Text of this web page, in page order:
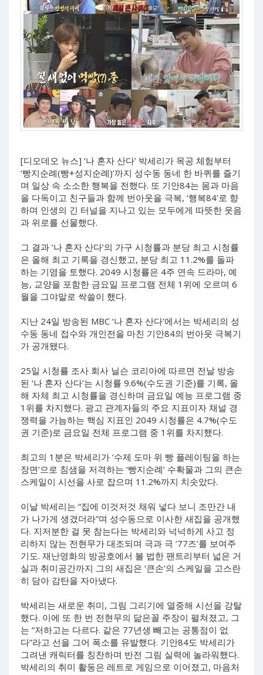
[디오데오 뉴스] ‘나 혼자 산다’ 박세리가 목공 체험부터
‘빵지순례(빵+성지순례)’까지 성수동 동네 한 바퀴를 즐기
며 일상 속 소소한 행복을 전했다. 또 기안84는 몸과 마음
을 다독이고 친구들과 함께 번아웃을 극복, ‘행복84’로 향
하며 인생의 긴 터널을 지나고 있는 모두에게 따뜻한 웃음
과 위로를 선물했다.
그 결과 ‘나 혼자 산다’의 가구 시청률과 분당 최고 시청률
은 올해 최고 기록을 경신했고, 분당 최고 11.2%를 돌파
하는 기염을 토했다. 2049 시청률은 4주 연속 드라마, 예
능, 교양을 포함한 금요일 프로그램 전체 1위에 오르며 6
월을 그야말로 싹쓸이 했다.
지난 24일 방송된 MBC ‘나 혼자 산다’에서는 박세리의 성
수동 동네 접수와 개인전을 마친 기안84의 번아웃 극복기
가 공개됐다.
25일 시청률 조사 회사 닐슨 코리아에 따르면 전날 방송
된 ‘나 혼자 산다’는 시청률 9.6%(수도권 기준)를 기록, 올
해 자체 최고 시청률을 경신하며 금요일 예능 프로그램 중
1위를 차지했다. 광고 관계자들의 주요 지표이자 채널 경
쟁력을 가늠하는 핵심 지표인 2049 시청률은 4.7%(수도
권 기준)로 금요일 전체 프로그램 중 1위를 차지했다.
최고의 1분은 박세리가 ‘수제 도마 위 빵 플레이팅을 하는
장면’으로 침샘을 저격하는 ‘빵지순례’ 수확물과 그의 큰손
스케일이 시선을 사로 잡으며 11.2%까지 치솟았다.
이날 박세리는 “집에 이것저것 채워 넣다 보니 조만간 내
가 나가게 생겼더라”며 성수동으로 이사한 새집을 공개했
다. 지저분한 걸 못 참는다는 박세리와 넉넉하게 사고 정
리하지 않는 전현무가 대조되며 극과 극 ‘77즈’를 보여주
기도. 재난영화의 방공호에서 볼 법한 팬트리부터 넓은 거
실과 취미공간까지 그의 새집은 ‘큰손’의 스케일을 고스란
히 담아 감탄을 자아냈다.
박세리는 새로운 취미, 그림 그리기에 열중해 시선을 강탈
했다. 이에 또 한 번 전현무의 닮은꼴 주장이 펼쳐졌고, 그
는 “저하고는 다르다. 같은 77년생 빼고는 공통점이 없
다”라고 선을 그어 폭소를 유발했다. 기안84도 박세리가
그려낸 캐릭터를 칭찬하며 반전 그림 실력에 놀라워했다.
박세리의 취미 활동은 레트로 게임으로 이어졌고, 마음처